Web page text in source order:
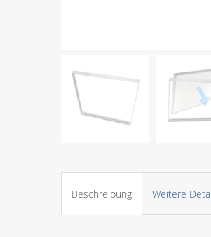
Beschreibung Weitere